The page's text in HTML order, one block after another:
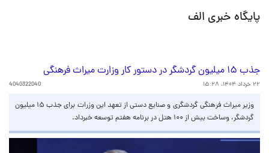
پایگاه خبری الف
جذب ۱۵ میلیون گردشگر در دستور کار وزارت میراث فرهنگی
۲۲ خرداد ۱۴۰۴، ۱۵:۲۸ 4040322040
وزیر میراث فرهنگی گردشگری و صنایع دستی از تعهد این وزرات برای جذب ۱۵ میلیون
گردشگر، وساخت بیش از ۱۰۰ هتل در برنامه هفتم توسعه خبرداد.